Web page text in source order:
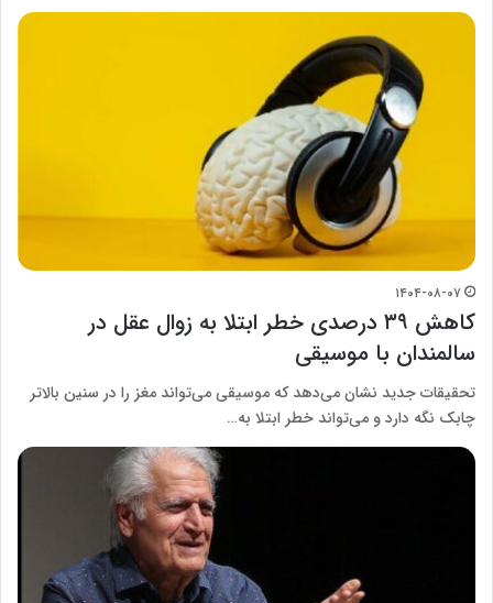
۱۴۰۴-۰۸-۰۷
کاهش ۳۹ درصدی خطر ابتلا به زوال عقل در
سالمندان با موسیقی
تحقیقات جدید نشان می‌دهد که موسیقی می‌تواند مغز را در سنین بالاتر
چابک نگه دارد و می‌تواند خطر ابتلا به…